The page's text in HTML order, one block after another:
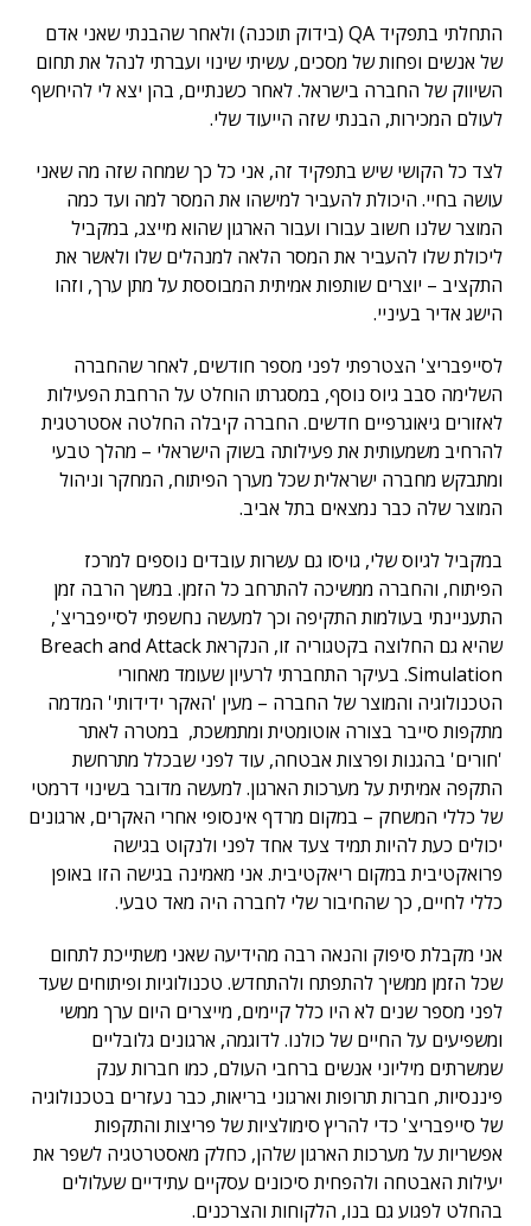
התחלתי בתפקיד QA (בידוק תוכנה) ולאחר שהבנתי שאני אדם
של אנשים ופחות של מסכים, עשיתי שינוי ועברתי לנהל את תחום
השיווק של החברה בישראל. לאחר כשנתיים, בהן יצא לי להיחשף
לעולם המכירות, הבנתי שזה הייעוד שלי.
לצד כל הקושי שיש בתפקיד זה, אני כל כך שמחה שזה מה שאני
עושה בחיי. היכולת להעביר למישהו את המסר למה ועד כמה
המוצר שלנו חשוב עבורו ועבור הארגון שהוא מייצג, במקביל
ליכולת שלו להעביר את המסר הלאה למנהלים שלו ולאשר את
התקציב – יוצרים שותפות אמיתית המבוססת על מתן ערך, וזהו
הישג אדיר בעיניי.
לסייפבריצ' הצטרפתי לפני מספר חודשים, לאחר שהחברה
השלימה סבב גיוס נוסף, במסגרתו הוחלט על הרחבת הפעילות
לאזורים גיאוגרפיים חדשים. החברה קיבלה החלטה אסטרטגית
להרחיב משמעותית את פעילותה בשוק הישראלי – מהלך טבעי
ומתבקש מחברה ישראלית שכל מערך הפיתוח, המחקר וניהול
המוצר שלה כבר נמצאים בתל אביב.
במקביל לגיוס שלי, גויסו גם עשרות עובדים נוספים למרכז
הפיתוח, והחברה ממשיכה להתרחב כל הזמן. במשך הרבה זמן
התעניינתי בעולמות התקיפה וכך למעשה נחשפתי לסייפבריצ',
שהיא גם החלוצה בקטגוריה זו, הנקראת Breach and Attack
Simulation. בעיקר התחברתי לרעיון שעומד מאחורי
הטכנולוגיה והמוצר של החברה – מעין 'האקר ידידותי' המדמה
מתקפות סייבר בצורה אוטומטית ומתמשכת, במטרה לאתר
'חורים' בהגנות ופרצות אבטחה, עוד לפני שבכלל מתרחשת
התקפה אמיתית על מערכות הארגון. למעשה מדובר בשינוי דרמטי
של כללי המשחק – במקום מרדף אינסופי אחרי האקרים, ארגונים
יכולים כעת להיות תמיד צעד אחד לפני ולנקוט בגישה
פרואקטיבית במקום ריאקטיבית. אני מאמינה בגישה הזו באופן
כללי לחיים, כך שהחיבור שלי לחברה היה מאד טבעי.
אני מקבלת סיפוק והנאה רבה מהידיעה שאני משתייכת לתחום
שכל הזמן ממשיך להתפתח ולהתחדש. טכנולוגיות ופיתוחים שעד
לפני מספר שנים לא היו כלל קיימים, מייצרים היום ערך ממשי
ומשפיעים על החיים של כולנו. לדוגמה, ארגונים גלובליים
שמשרתים מיליוני אנשים ברחבי העולם, כמו חברות ענק
פיננסיות, חברות תרופות וארגוני בריאות, כבר נעזרים בטכנולוגיה
של סייפבריצ' כדי להריץ סימולציות של פריצות והתקפות
אפשריות על מערכות הארגון שלהן, כחלק מאסטרטגיה לשפר את
יעילות האבטחה ולהפחית סיכונים עסקיים עתידיים שעלולים
בהחלט לפגוע גם בנו, הלקוחות והצרכנים.